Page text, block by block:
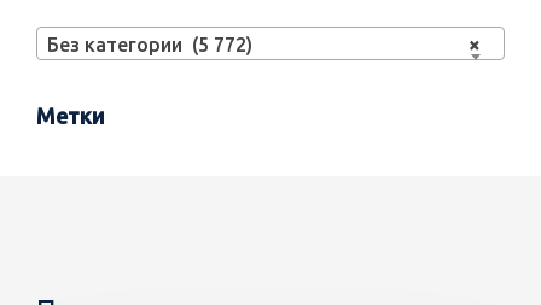
×
Без категории (5 772)
Метки